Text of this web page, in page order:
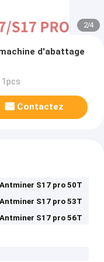
2/4
d'abattage
1pcs
Contactez
S17 pro 50T
S17 pro 53T
S17 pro 56T